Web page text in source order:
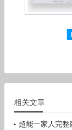
相关文章
超能一家人完